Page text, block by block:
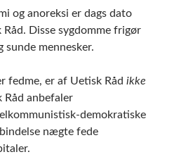
og anoreksi er dags dato
Råd. Disse sygdomme frigør
mennesker.
fedme, er af Uetisk Råd ikke
Råd anbefaler
demokratiske
nægte fede